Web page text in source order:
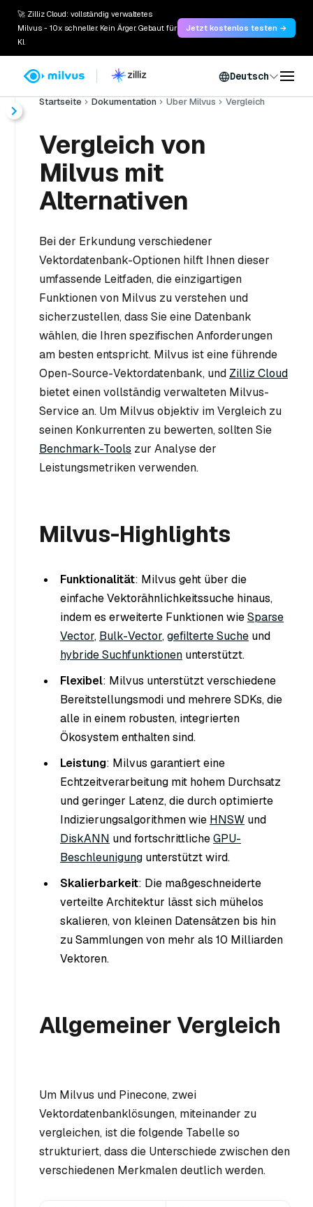
🚀 Zilliz Cloud: vollständig verwaltetes
Milvus - 10x schneller. Kein Ärger. Gebaut für
KI.
Jetzt kostenlos testen →
Deutsch
Startseite Dokumentation Über Milvus Vergleich
Vergleich von
Milvus mit
Alternativen
Bei der Erkundung verschiedener
Vektordatenbank-Optionen hilft Ihnen dieser
umfassende Leitfaden, die einzigartigen
Funktionen von Milvus zu verstehen und
sicherzustellen, dass Sie eine Datenbank
wählen, die Ihren spezifischen Anforderungen
am besten entspricht. Milvus ist eine führende
Open-Source-Vektordatenbank, und Zilliz Cloud
bietet einen vollständig verwalteten Milvus-
Service an. Um Milvus objektiv im Vergleich zu
seinen Konkurrenten zu bewerten, sollten Sie
Benchmark-Tools zur Analyse der
Leistungsmetriken verwenden.
Milvus-Highlights
Funktionalität: Milvus geht über die
einfache Vektorähnlichkeitssuche hinaus,
indem es erweiterte Funktionen wieSparse
Vector, Bulk-Vector,gefilterte Suche und
hybride Suchfunktionen unterstützt.
Flexibel: Milvus unterstützt verschiedene
Bereitstellungsmodi und mehrere SDKs, die
alle in einem robusten, integrierten
Ökosystem enthalten sind.
Leistung: Milvus garantiert eine
Echtzeitverarbeitung mit hohem Durchsatz
und geringer Latenz, die durch optimierte
Indizierungsalgorithmen wie HNSW und
DiskANN und fortschrittlicheGPU-
Beschleunigung unterstützt wird.
Skalierbarkeit: Die maßgeschneiderte
verteilte Architektur lässt sich mühelos
skalieren, von kleinen Datensätzen bis hin
zu Sammlungen von mehr als 10 Milliarden
Vektoren.
Allgemeiner Vergleich
Um Milvus und Pinecone, zwei
Vektordatenbanklösungen, miteinander zu
vergleichen, ist die folgende Tabelle so
strukturiert, dass die Unterschiede zwischen den
verschiedenen Merkmalen deutlich werden.